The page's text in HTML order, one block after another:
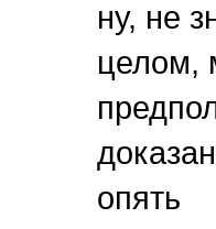
ну, не
целом,
опять